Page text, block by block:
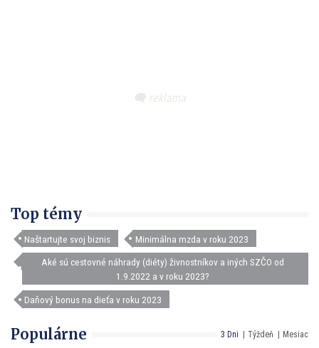
Top témy
Naštartujte svoj biznis Minimálna mzda v roku 2023
Aké sú cestovné náhrady (diéty) živnostníkov a iných SZČO od
1.9.2022 a v roku 2023?
Daňový bonus na dieťa v roku 2023
3 Dni Týždeň Mesiac
Populárne